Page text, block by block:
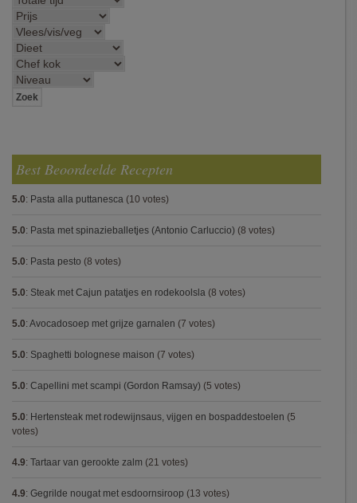
Best Beoordeelde Recepten
5.0: Pasta alla puttanesca (10 votes)
5.0: Pasta met spinazieballetjes (Antonio Carluccio) (8 votes)
5.0: Pasta pesto (8 votes)
5.0: Steak met Cajun patatjes en rodekoolsla (8 votes)
5.0: Avocadosoep met grijze garnalen (7 votes)
5.0: Spaghetti bolognese maison (7 votes)
5.0: Capellini met scampi (Gordon Ramsay) (5 votes)
5.0: Hertensteak met rodewijnsaus, vijgen en bospaddestoelen (5
votes)
4.9: Tartaar van gerookte zalm (21 votes)
4.9: Gegrilde nougat met esdoornsiroop (13 votes)